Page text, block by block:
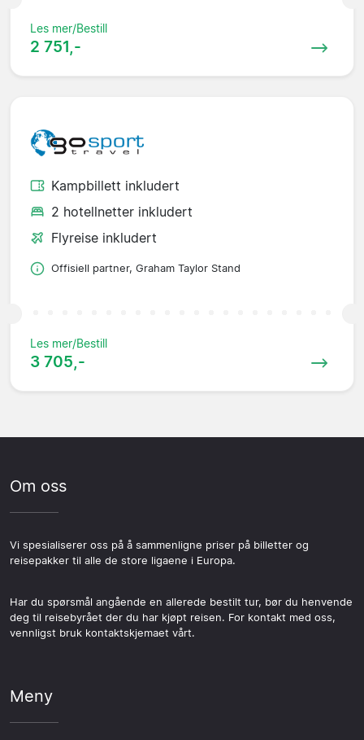
Les mer/Bestill
2 751,-
Kampbillett inkludert
2 hotellnetter inkludert
Flyreise inkludert
Offisiell partner, Graham Taylor Stand
Les mer/Bestill
3 705,-
Om oss
Vi spesialiserer oss på å sammenligne priser på billetter og
reisepakker til alle de store ligaene i Europa.
Har du spørsmål angående en allerede bestilt tur, bør du henvende
deg til reisebyrået der du har kjøpt reisen. For kontakt med oss,
vennligst bruk kontaktskjemaet vårt.
Meny